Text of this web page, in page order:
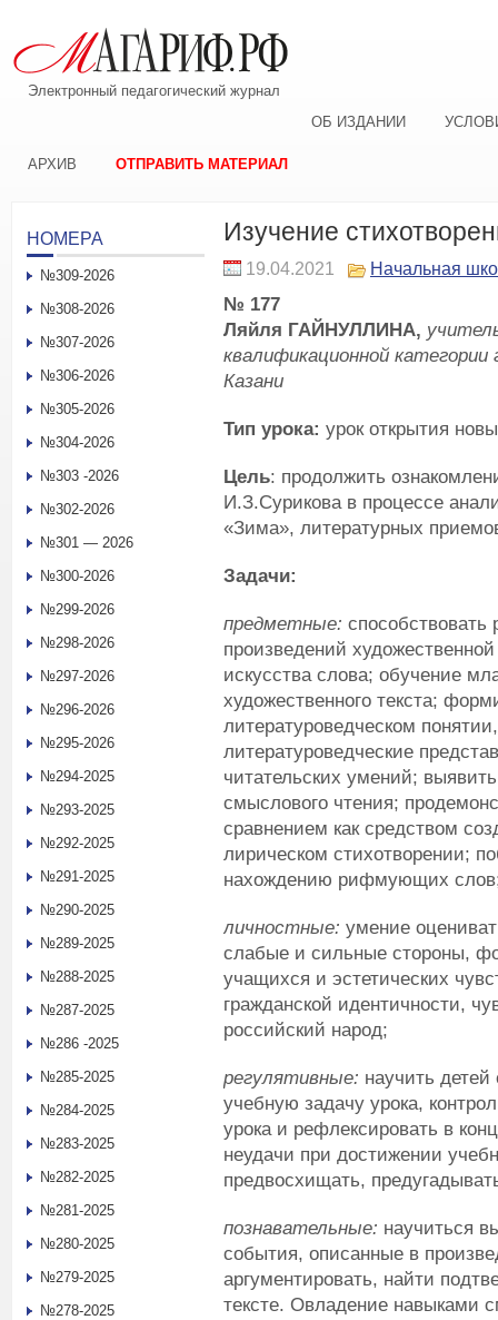
Электронный педагогический журнал
ОБ ИЗДАНИИ
АРХИВ ОТПРАВИТЬ МАТЕРИАЛ
Изучение
19.04.2021 Начальная
№ 177
Ляйля ГАЙНУЛЛИНА,
квалификационной
Казани
Тип урока: урок открытия
Цель: продолжить
И.З.Сурикова в процессе
«Зима», литературных
Задачи:
предметные:
произведений
искусства слова; обучение
художественного текста;
литературоведческом
литературоведческие
читательских умений;
смыслового чтения;
сравнением как средством
лирическом стихотворении;
нахождению рифмующих
личностные: умение
слабые и сильные стороны,
учащихся и эстетических
гражданской идентичности,
российский народ;
регулятивные: научить
учебную задачу урока,
урока и рефлексировать в
неудачи при достижении
предвосхищать,
познавательные: научиться
события, описанные в
аргументировать, найти
тексте. Овладение навыками
НОМЕРА
№309-2026
№308-2026
№307-2026
№306-2026
№305-2026
№304-2026
№303 -2026
№302-2026
№301 — 2026
№300-2026
№299-2026
№298-2026
№297-2026
№296-2026
№295-2026
№294-2025
№293-2025
№292-2025
№291-2025
№290-2025
№289-2025
№288-2025
№287-2025
№286 -2025
№285-2025
№284-2025
№283-2025
№282-2025
№281-2025
№280-2025
№279-2025
№278-2025